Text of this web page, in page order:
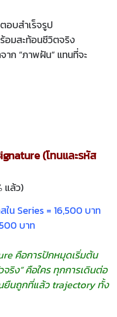
อบสำเร็จรูป
อมสะท้อนชีวิตจริง
ก “ภาพฝัน” แทนที่จะ
(โทนและรหัส
แล้ว)
น Series = 16,500 บาท
บาท
คือการปักหมุดเริ่มต้น
ริง” คือใคร ทุกการเดินต่อ
ยืนถูกที่แล้ว trajectory ทั้ง